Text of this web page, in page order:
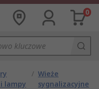
0
lampy
/ Wieże
sygnalizacyjne